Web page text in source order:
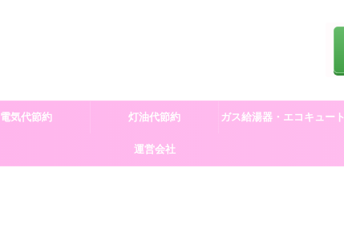
電気代節約 灯油代節約 ガス給湯器・エコキュート
運営会社